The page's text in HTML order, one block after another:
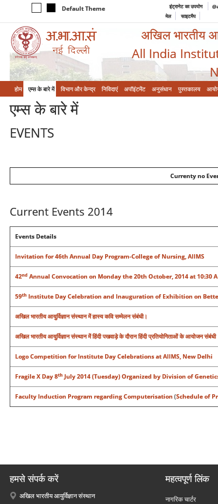
Default Theme इंट्रानेट का उपयोग
मेल
साइटमैप
अखिल भारतीय
All India
होम एम्‍स के बारे में विभाग और केन्‍द्र निविदाएं अपॉइंटमेंट अनुसंधान पुस्तकालय
एम्‍स के बारे में
EVENTS
Currenty no
Current Events 2014
Events Details
Invitation for 46th Annual Day Program-College of Nursing, AIIMS
42nd Annual Convocation on Monday the 20th October, 2014 at 10:30
59th Institute Day Celebration and Inauguration of Exhibition on
अखिल भारतीय आयुर्विज्ञान संस्‍थान में हास्य कवि सम्मेलन संबंधी।
अखिल भारतीय आयुर्विज्ञान संस्‍थान में हिंदी पखवाड़े के दौरान हिंदी प्रतियोगिताओं के आयोजन
Logo Competition for Institute Day Celebrations at AIIMS, New Delhi
Fragile X Day 8th July 2014 (Tuesday) Organized by Division of
Faculty Induction Program regarding Computerisation (Schedule of
हमसे संपर्क करें
अखिल भारतीय आयुर्विज्ञान संस्थान
महत्वपूर्ण लिंक
नागरिक चार्टर